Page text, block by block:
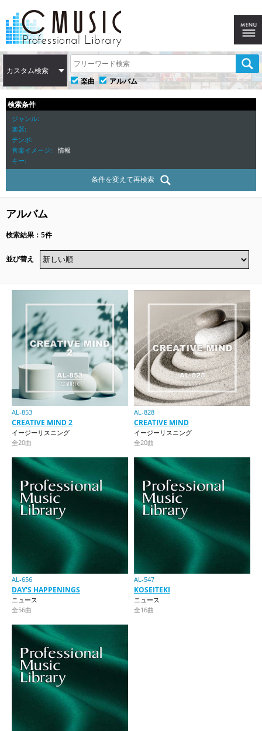
カスタム検索
楽曲
アルバム
検索条件
ジャンル
楽器
テンポ
音楽イメージ
情報
キー
条件を変えて再検索
アルバム
検索結果：5件
並び替え
AL-853
CREATIVE MIND 2
イージーリスニング
全20曲
AL-828
CREATIVE MIND
イージーリスニング
全20曲
AL-656
DAY'S HAPPENINGS
ニュース
全56曲
AL-547
KOSEITEKI
ニュース
全16曲